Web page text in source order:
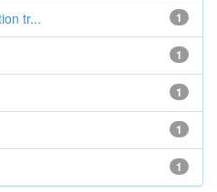
1
tr...
1
1
1
1